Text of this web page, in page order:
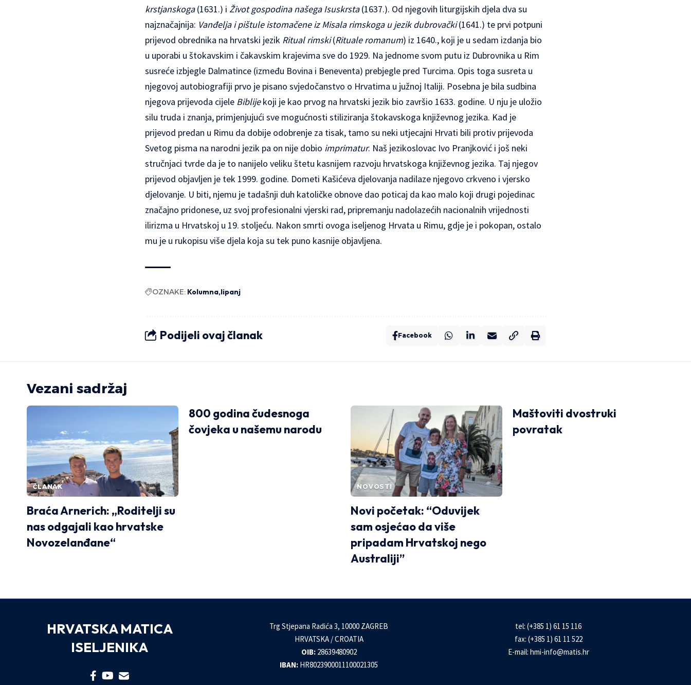
krstjanskoga(1631.) i Život gospodina našega Isuskrsta(1637.). Od njegovih liturgijskih djela dva su
najznačajnija: Vanđelja i pištule istomačene iz Misala rimskoga u jezik dubrovački(1641.) te prvi potpuni
prijevod obrednika na hrvatski jezik Ritual rimski(Rituale romanum) iz 1640., koji je u sedam izdanja bio
u uporabi u štokavskim i čakavskim krajevima sve do 1929. Na jednome svom putu iz Dubrovnika u Rim
susreće izbjegle Dalmatince (između Bovina i Beneventa) prebjegle pred Turcima. Opis toga susreta u
njegovoj autobiografiji prvo je pisano svjedočanstvo o Hrvatima u južnoj Italiji. Posebna je bila sudbina
njegova prijevoda cijele Biblijekoji je kao prvog na hrvatski jezik bio završio 1633. godine. U nju je uložio
silu truda i znanja, primjenjujući sve mogućnosti stiliziranja štokavskoga književnog jezika. Kad je
prijevod predan u Rimu da dobije odobrenje za tisak, tamo su neki utjecajni Hrvati bili protiv prijevoda
Svetog pisma na narodni jezik pa on nije dobio imprimatur. Naš jezikoslovac Ivo Pranjković i još neki
stručnjaci tvrde da je to nanijelo veliku štetu kasnijem razvoju hrvatskoga književnog jezika. Taj njegov
prijevod objavljen je tek 1999. godine. Dometi Kašićeva djelovanja nadilaze njegovo crkveno i vjersko
djelovanje. U biti, njemu je tadašnji duh katoličke obnove dao poticaj da kao malo koji drugi pojedinac
značajno pridonese, uz svoj profesionalni vjerski rad, pripremanju nadolazećih nacionalnih vrijednosti
ilirizma u Hrvatskoj u 19. stoljeću. Nakon smrti ovoga iseljenog Hrvata u Rimu, gdje je i pokopan, ostalo
mu je u rukopisu više djela koja su tek puno kasnije objavljena.
OZNAKE: Kolumna lipanj
Podijeli ovaj članak Facebook
Vezani sadržaj
ČLANAK
Braća Arnerich: „Roditelji su
nas odgajali kao hrvatske
Novozelanđane“
800 godina čudesnoga
čovjeka u našemu narodu
NOVOSTI
Novi početak: “Oduvijek
sam osjećao da više
pripadam Hrvatskoj nego
Australiji”
Maštoviti dvostruki
povratak
HRVATSKA MATICA
ISELJENIKA
Trg Stjepana Radića 3, 10000 ZAGREB
HRVATSKA / CROATIA
OIB:28639480902
IBAN: HR8023900011100021305
tel: (+385 1) 61 15 116
fax: (+385 1) 61 11 522
E-mail: hmi-info@matis.hr